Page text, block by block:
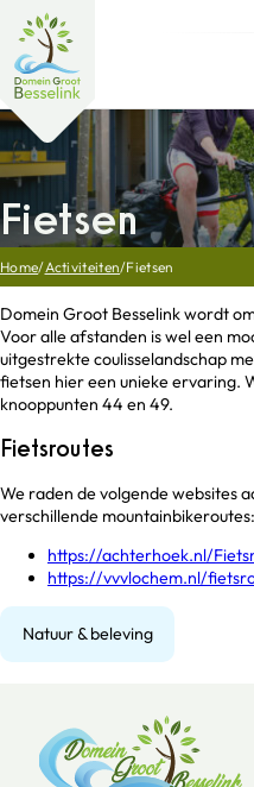
Fietsen
Home/Activiteiten/Fietsen
Domein Groot Besselink wordt
Voor alle afstanden is wel een
uitgestrekte coulisselandschap
fietsen hier een unieke ervaring.
knooppunten 44 en 49.
Fietsroutes
We raden de volgende websites
verschillende mountainbikeroutes:
https://achterhoek.nl/
https://vvvlochem.nl/
Natuur & beleving